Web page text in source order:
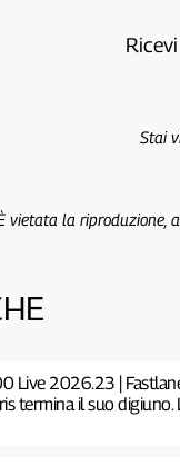
Stai
vietata la riproduzione,
Live 2026.23 |
termina il suo digiuno.